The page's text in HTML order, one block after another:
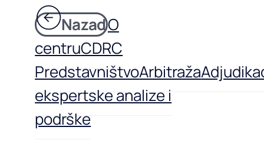
NazadO
centruCDRC
PredstavništvoArbitraža
ekspertske analize i
podrške